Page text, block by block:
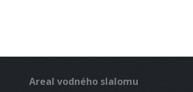
Areal vodného slalomu